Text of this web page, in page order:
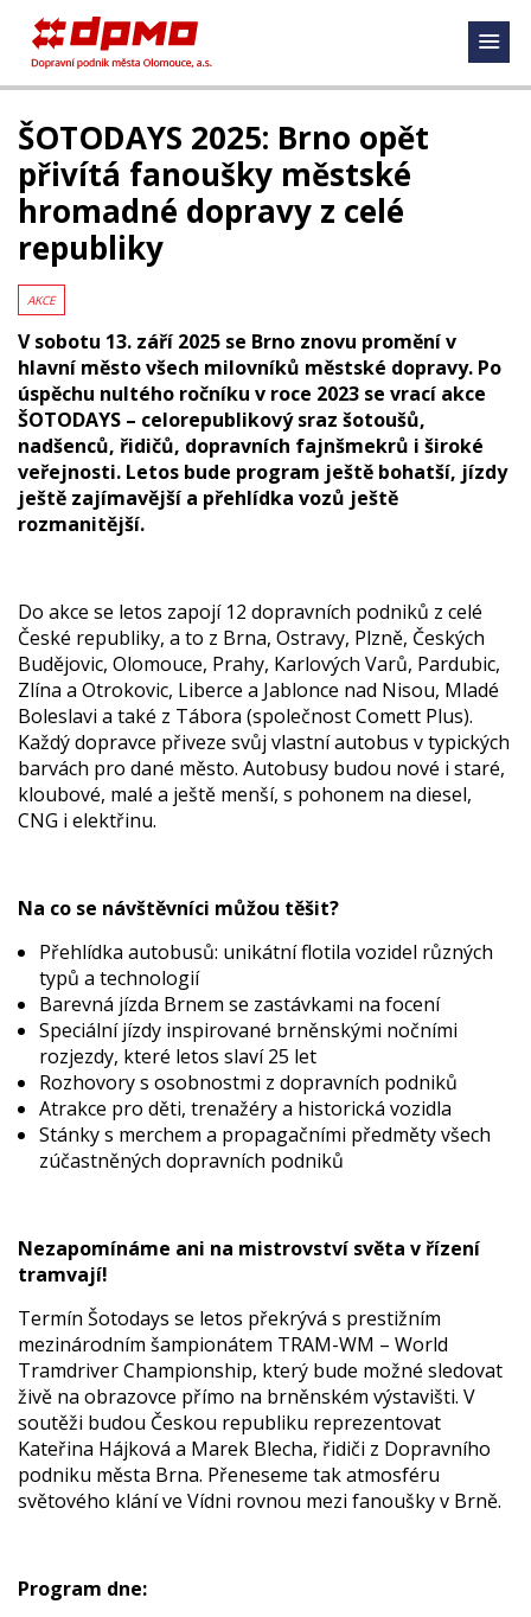
ŠOTODAYS 2025: Brno opět
přivítá fanoušky městské
hromadné dopravy z celé
republiky
AKCE
V sobotu 13. září 2025 se Brno znovu promění v
hlavní město všech milovníků městské dopravy. Po
úspěchu nultého ročníku v roce 2023 se vrací akce
ŠOTODAYS – celorepublikový sraz šotoušů,
nadšenců, řidičů, dopravních fajnšmekrů i široké
veřejnosti. Letos bude program ještě bohatší, jízdy
ještě zajímavější a přehlídka vozů ještě
rozmanitější.
Do akce se letos zapojí 12 dopravních podniků z celé
České republiky, a to z Brna, Ostravy, Plzně, Českých
Budějovic, Olomouce, Prahy, Karlových Varů, Pardubic,
Zlína a Otrokovic, Liberce a Jablonce nad Nisou, Mladé
Boleslavi a také z Tábora (společnost Comett Plus).
Každý dopravce přiveze svůj vlastní autobus v typických
barvách pro dané město. Autobusy budou nové i staré,
kloubové, malé a ještě menší, s pohonem na diesel,
CNG i elektřinu.
Na co se návštěvníci můžou těšit?
Přehlídka autobusů: unikátní flotila vozidel různých
typů a technologií
Barevná jízda Brnem se zastávkami na focení
Speciální jízdy inspirované brněnskými nočními
rozjezdy, které letos slaví 25 let
Rozhovory s osobnostmi z dopravních podniků
Atrakce pro děti, trenažéry a historická vozidla
Stánky s merchem a propagačními předměty všech
zúčastněných dopravních podniků
Nezapomínáme ani na mistrovství světa v řízení
tramvají!
Termín Šotodays se letos překrývá s prestižním
mezinárodním šampionátem TRAM-WM – World
Tramdriver Championship, který bude možné sledovat
živě na obrazovce přímo na brněnském výstavišti. V
soutěži budou Českou republiku reprezentovat
Kateřina Hájková a Marek Blecha, řidiči z Dopravního
podniku města Brna. Přeneseme tak atmosféru
světového klání ve Vídni rovnou mezi fanoušky v Brně.
Program dne: